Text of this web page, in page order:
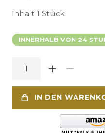
Inhalt 1 Stück
INNERHALB VON 24
IN DEN